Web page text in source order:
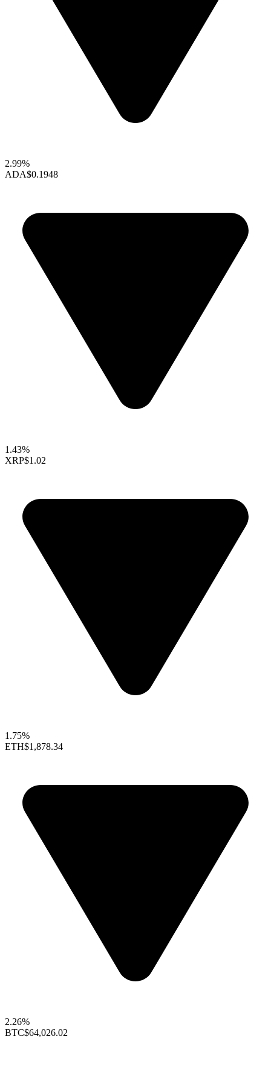
2.99%
ADA$0.1948
1.43%
XRP$1.02
1.75%
ETH$1,878.34
2.26%
BTC$64,026.02